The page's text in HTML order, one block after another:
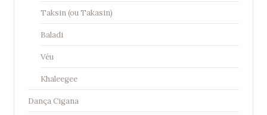
Taksin (ou Takasin)
Baladi
Véu
Khaleegee
Dança Cigana